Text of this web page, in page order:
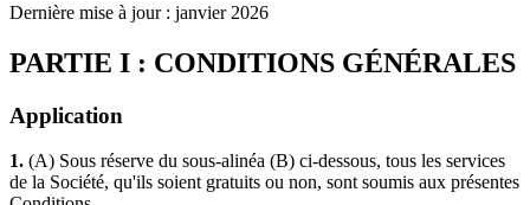
Dernière mise à jour : janvier 2026
PARTIE I : CONDITIONS GÉNÉRALES
Application
1. (A) Sous réserve du sous-alinéa (B) ci-dessous, tous les services
de la Société, qu'ils soient gratuits ou non, sont soumis aux présentes